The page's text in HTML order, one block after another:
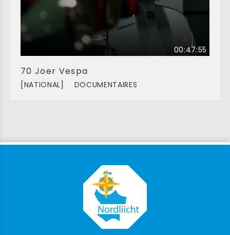
00:47:55
70 Joer Vespa
[NATIONAL] DOCUMENTAIRES